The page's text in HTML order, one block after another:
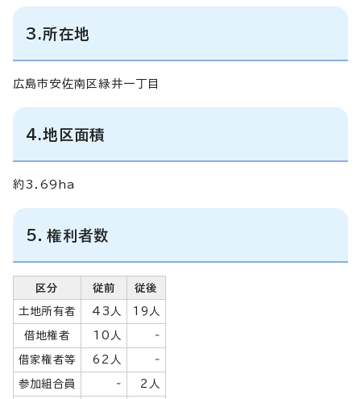
3.所在地
広島市安佐南区緑井一丁目
4.地区面積
約3.69ha
5．権利者数
区分 従前 従後
土地所有者 43人 19人
借地権者 10人 ‐
借家権者等 62人 ‐
参加組合員 ‐ 2人